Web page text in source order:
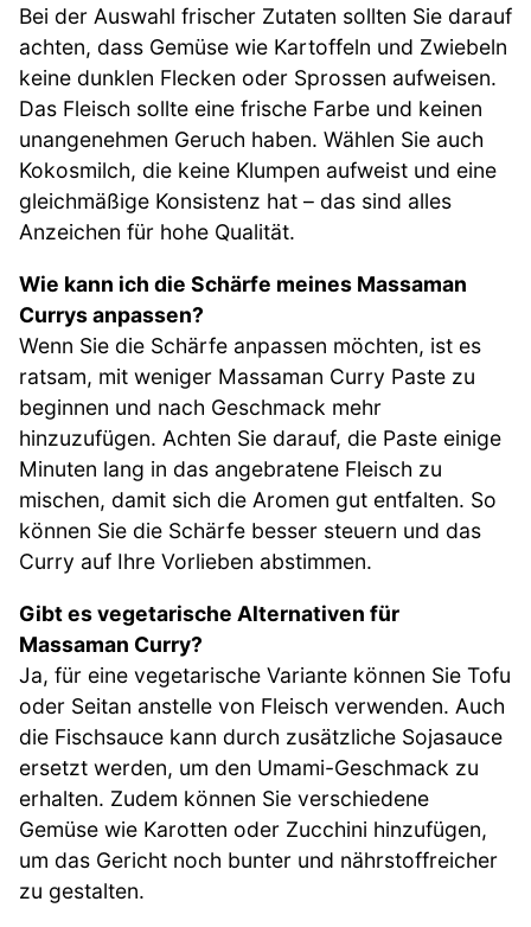
Bei der Auswahl frischer Zutaten sollten Sie darauf
achten, dass Gemüse wie Kartoffeln und Zwiebeln
keine dunklen Flecken oder Sprossen aufweisen.
Das Fleisch sollte eine frische Farbe und keinen
unangenehmen Geruch haben. Wählen Sie auch
Kokosmilch, die keine Klumpen aufweist und eine
gleichmäßige Konsistenz hat – das sind alles
Anzeichen für hohe Qualität.
Wie kann ich die Schärfe meines Massaman
Currys anpassen?
Wenn Sie die Schärfe anpassen möchten, ist es
ratsam, mit weniger Massaman Curry Paste zu
beginnen und nach Geschmack mehr
hinzuzufügen. Achten Sie darauf, die Paste einige
Minuten lang in das angebratene Fleisch zu
mischen, damit sich die Aromen gut entfalten. So
können Sie die Schärfe besser steuern und das
Curry auf Ihre Vorlieben abstimmen.
Gibt es vegetarische Alternativen für
Massaman Curry?
Ja, für eine vegetarische Variante können Sie Tofu
oder Seitan anstelle von Fleisch verwenden. Auch
die Fischsauce kann durch zusätzliche Sojasauce
ersetzt werden, um den Umami-Geschmack zu
erhalten. Zudem können Sie verschiedene
Gemüse wie Karotten oder Zucchini hinzufügen,
um das Gericht noch bunter und nährstoffreicher
zu gestalten.